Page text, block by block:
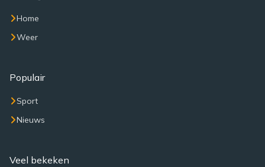
Home
Weer
Populair
Sport
Nieuws
Veel bekeken